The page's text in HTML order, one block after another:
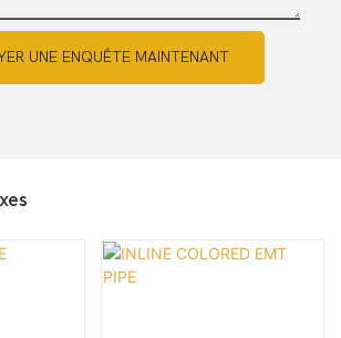
UNE ENQUÊTE MAINTENANT